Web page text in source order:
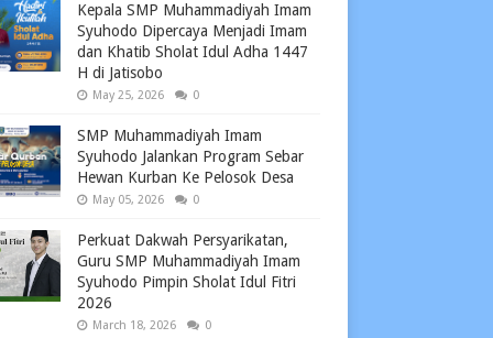
Kepala SMP Muhammadiyah Imam
Syuhodo Dipercaya Menjadi Imam
dan Khatib Sholat Idul Adha 1447
H di Jatisobo
May 25, 2026 0
SMP Muhammadiyah Imam
Syuhodo Jalankan Program Sebar
Hewan Kurban Ke Pelosok Desa
May 05, 2026 0
Perkuat Dakwah Persyarikatan,
Guru SMP Muhammadiyah Imam
Syuhodo Pimpin Sholat Idul Fitri
2026
March 18, 2026 0